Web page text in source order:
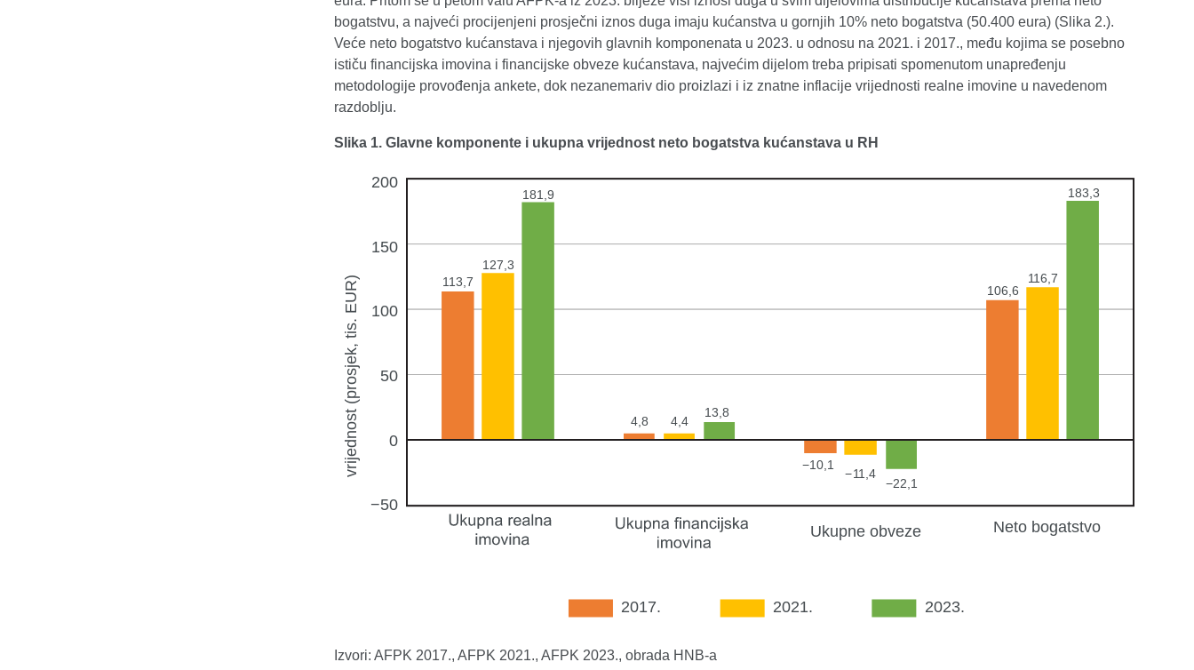
bogatstvu, a najveći procijenjeni prosječni iznos duga imaju kućanstva u gornjih 10% neto bogatstva (50.400 eura) (Slika 2.).
Veće neto bogatstvo kućanstava i njegovih glavnih komponenata u 2023. u odnosu na 2021. i 2017., među kojima se posebno
ističu financijska imovina i financijske obveze kućanstava, najvećim dijelom treba pripisati spomenutom unapređenju
metodologije provođenja ankete, dok nezanemariv dio proizlazi i iz znatne inflacije vrijednosti realne imovine u navedenom
razdoblju.
Slika 1. Glavne komponente i ukupna vrijednost neto bogatstva kućanstava u RH
Izvori: AFPK 2017., AFPK 2021., AFPK 2023., obrada HNB-a